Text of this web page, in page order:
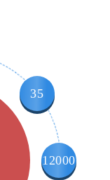
35
12000